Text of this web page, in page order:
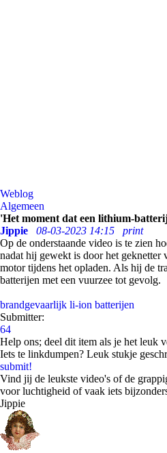
Weblog
Algemeen
'Het moment dat een lithium-
Jippie
08-03-2023 14:15
print
Op de onderstaande video is te zien
nadat hij gewekt is door het geknetter
motor tijdens het opladen. Als hij de
batterijen met een vuurzee tot gevolg.
brandgevaarlijk li-ion batterijen
Submitter:
64
Help ons; deel dit item als je het leuk
Iets te linkdumpen? Leuk stukje
submit!
Vind jij de leukste video's of de
voor luchtigheid of vaak iets
Jippie